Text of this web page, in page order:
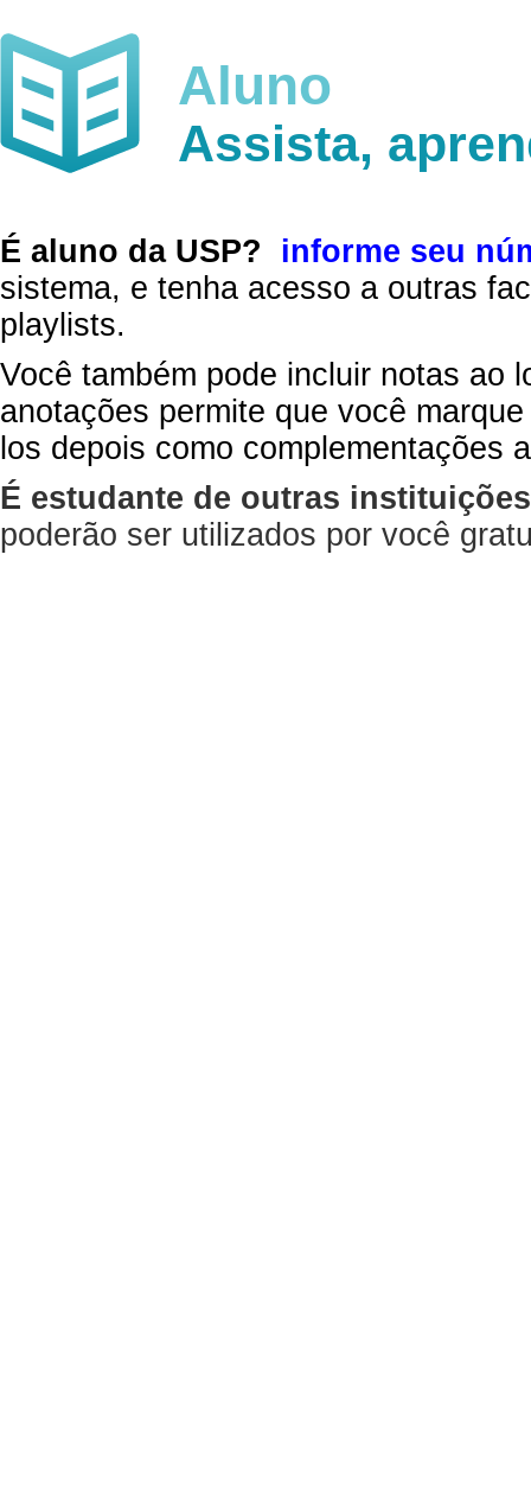
Aluno
Assista,
É aluno da USP?
informe seu
sistema, e tenha acesso a outras
playlists.
Você também pode incluir notas ao
anotações permite que você
los depois como complementações
É estudante de outras
poderão ser utilizados por você